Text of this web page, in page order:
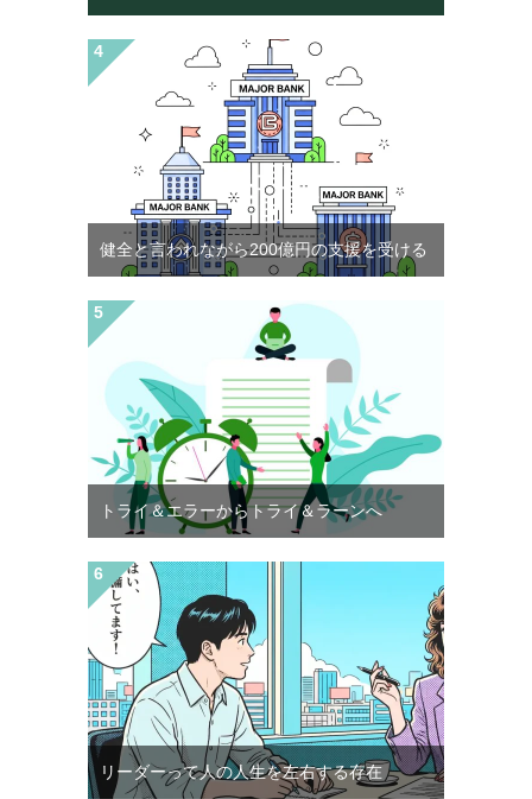
健全と言われながら200億円の支援を受ける
トライ＆エラーからトライ＆ラーンへ
リーダーって人の人生を左右する存在